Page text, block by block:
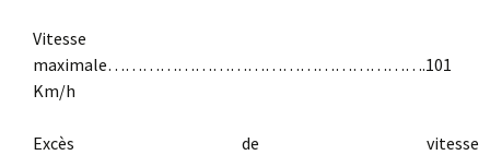
Vitesse
maximale……………………………………………….101
Km/h
Excès de vitesse